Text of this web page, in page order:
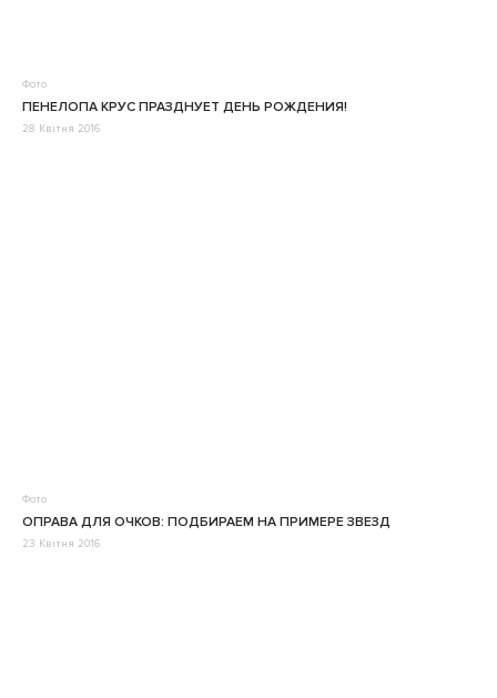
Фото
ПЕНЕЛОПА КРУС ПРАЗДНУЕТ ДЕНЬ РОЖДЕНИЯ!
28 Квітня 2016
Фото
ОПРАВА ДЛЯ ОЧКОВ: ПОДБИРАЕМ НА ПРИМЕРЕ ЗВЕЗД
23 Квітня 2016